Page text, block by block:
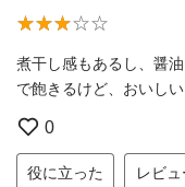
煮干し感もあるし、醤
で飽きるけど、おいしい
0
役に立った レビ